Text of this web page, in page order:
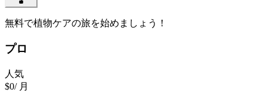
無料で植物ケアの旅を始めましょう！
プロ
人気
$0/ 月